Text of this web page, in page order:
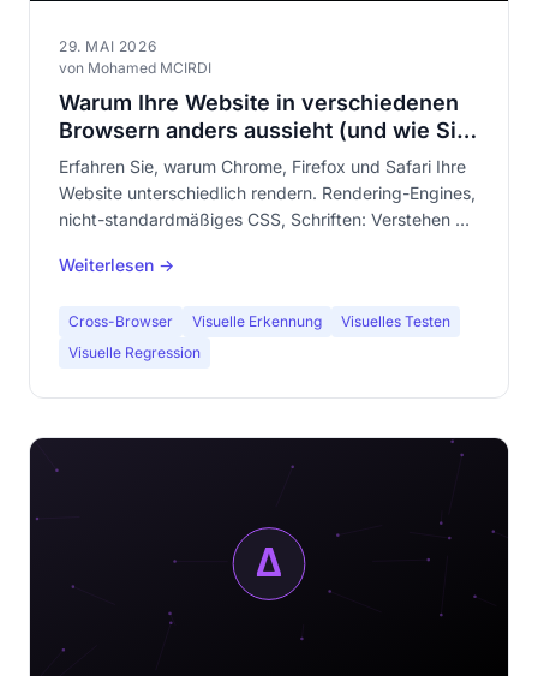
29. MAI 2026
von Mohamed MCIRDI
Warum Ihre Website in verschiedenen
Browsern anders aussieht (und wie Sie
es beheben)
Erfahren Sie, warum Chrome, Firefox und Safari Ihre
Website unterschiedlich rendern. Rendering-Engines,
nicht-standardmäßiges CSS, Schriften: Verstehen Sie
Weiterlesen →
Cross-Browser Visuelle Erkennung
Visuelles Testen
Visuelle Regression